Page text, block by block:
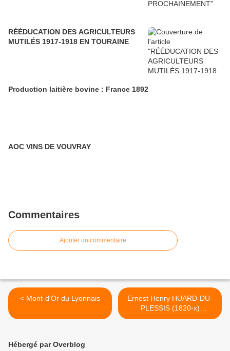
RÉÉDUCATION DES AGRICULTEURS
MUTILÉS 1917-1918 EN TOURAINE
Production laitière bovine : France 1892
AOC VINS DE VOUVRAY
Commentaires
Ajouter un commentaire
< Mont-d'Or du Lyonnais
Ernest Henry HUARD-DU-
PLESSIS (1820-x)
cultivateur à Argenton-sur-
Hébergé par Overblog